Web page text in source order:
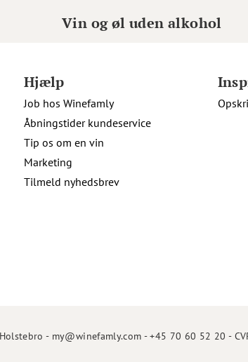
Vin og øl uden alkohol
Hjælp
Job hos Winefamly
Åbningstider kundeservice
Tip os om en vin
Marketing
Tilmeld nyhedsbrev
- my@winefamly.com - +45 70 60 52 20 -